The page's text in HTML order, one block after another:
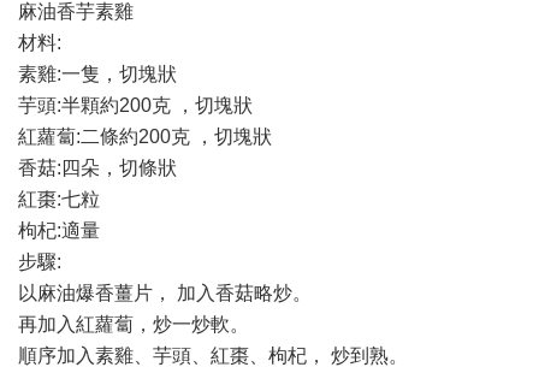
麻油香芋素雞
材料:
素雞:一隻，切塊狀
芋頭:半顆約200克 ，切塊狀
紅蘿蔔:二條約200克 ，切塊狀
香菇:四朵，切條狀
紅棗:七粒
枸杞:適量
步驟:
以麻油爆香薑片， 加入香菇略炒。
再加入紅蘿蔔，炒一炒軟。
順序加入素雞、芋頭、紅棗、枸杞， 炒到熟。